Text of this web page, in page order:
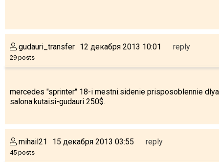
gudauri_transfer
29 posts
12 декабря 2013 10:01 reply
mercedes "sprinter" 18-i mestni.sidenie prisposoblennie
salona.kutaisi-gudauri 250$.
mihail21
45 posts
15 декабря 2013 03:55 reply
Mobile phones
Safety